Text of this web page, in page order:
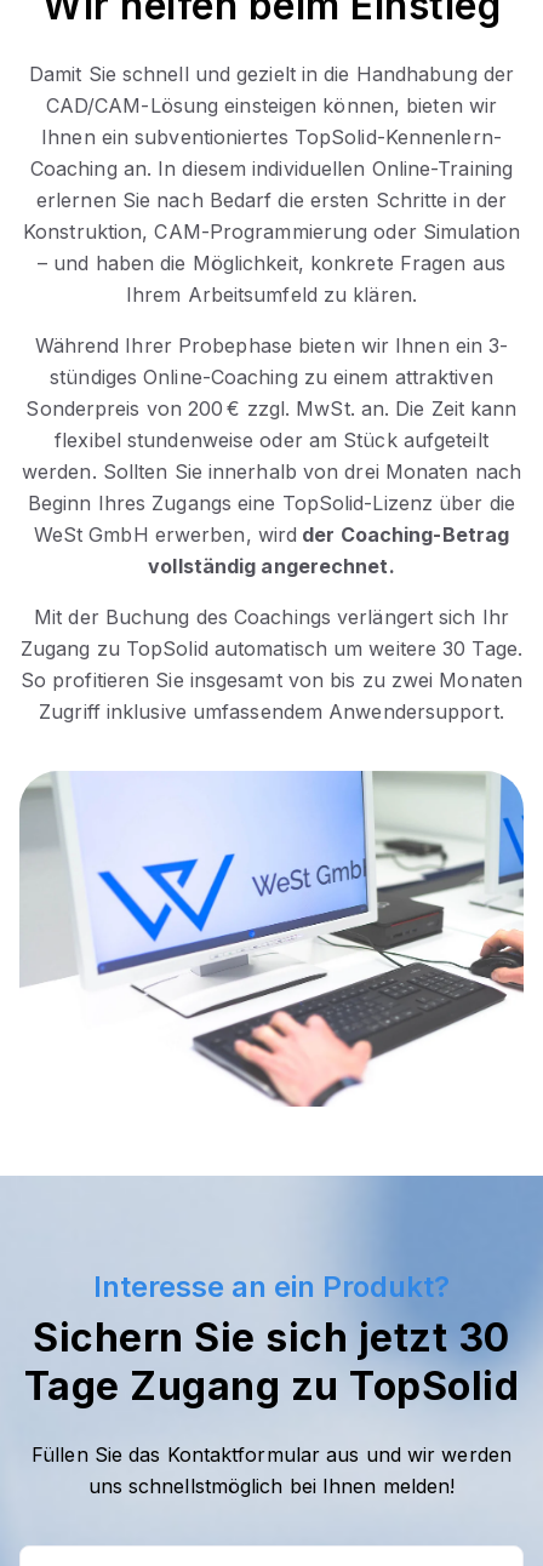
Damit Sie schnell und gezielt in die Handhabung der
CAD/CAM-Lösung einsteigen können, bieten wir
Ihnen ein subventioniertes TopSolid-Kennenlern-
Coaching an. In diesem individuellen Online-Training
erlernen Sie nach Bedarf die ersten Schritte in der
Konstruktion, CAM-Programmierung oder Simulation
– und haben die Möglichkeit, konkrete Fragen aus
Ihrem Arbeitsumfeld zu klären.
Während Ihrer Probephase bieten wir Ihnen ein 3-
stündiges Online-Coaching zu einem attraktiven
Sonderpreis von 200 € zzgl. MwSt. an. Die Zeit kann
flexibel stundenweise oder am Stück aufgeteilt
werden. Sollten Sie innerhalb von drei Monaten nach
Beginn Ihres Zugangs eine TopSolid-Lizenz über die
WeSt GmbH erwerben, wird der Coaching-Betrag
vollständig angerechnet.
Mit der Buchung des Coachings verlängert sich Ihr
Zugang zu TopSolid automatisch um weitere 30 Tage.
So profitieren Sie insgesamt von bis zu zwei Monaten
Zugriff inklusive umfassendem Anwendersupport.
Interesse an ein Produkt?
Sichern Sie sich jetzt 30
Tage Zugang zu TopSolid
Füllen Sie das Kontaktformular aus und wir werden
uns schnellstmöglich bei Ihnen melden!